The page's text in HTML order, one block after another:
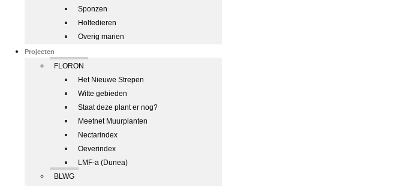
Sponzen
Holtedieren
Overig marien
Projecten
FLORON
Het Nieuwe Strepen
Witte gebieden
Staat deze plant er nog?
Meetnet Muurplanten
Nectarindex
Oeverindex
LMF-a (Dunea)
BLWG